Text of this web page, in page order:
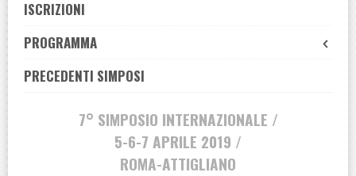
ISCRIZIONI
PROGRAMMA
PRECEDENTI SIMPOSI
7° SIMPOSIO INTERNAZIONALE /
5-6-7 APRILE 2019 /
ROMA-ATTIGLIANO